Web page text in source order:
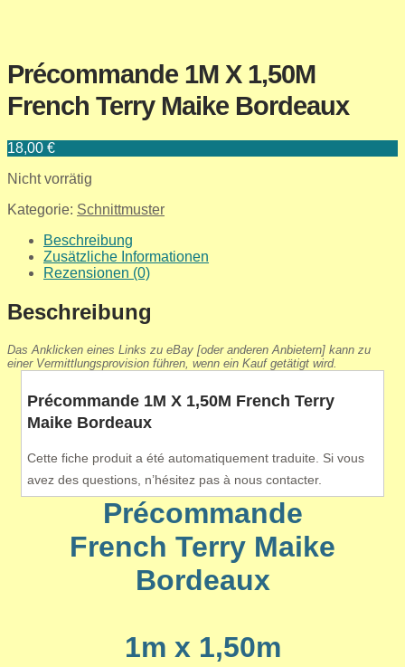
Précommande 1M X 1,50M
French Terry Maike Bordeaux
18,00 €
Nicht vorrätig
Kategorie: Schnittmuster
Beschreibung
Zusätzliche Informationen
Rezensionen (0)
Beschreibung
Das Anklicken eines Links zu eBay [oder anderen Anbietern] kann zu
einer Vermittlungsprovision führen, wenn ein Kauf getätigt wird.
Précommande 1M X 1,50M French Terry
Maike Bordeaux
Cette fiche produit a été automatiquement traduite. Si vous
avez des questions, n’hésitez pas à nous contacter.
Précommande
French Terry Maike
Bordeaux
1m x 1,50m